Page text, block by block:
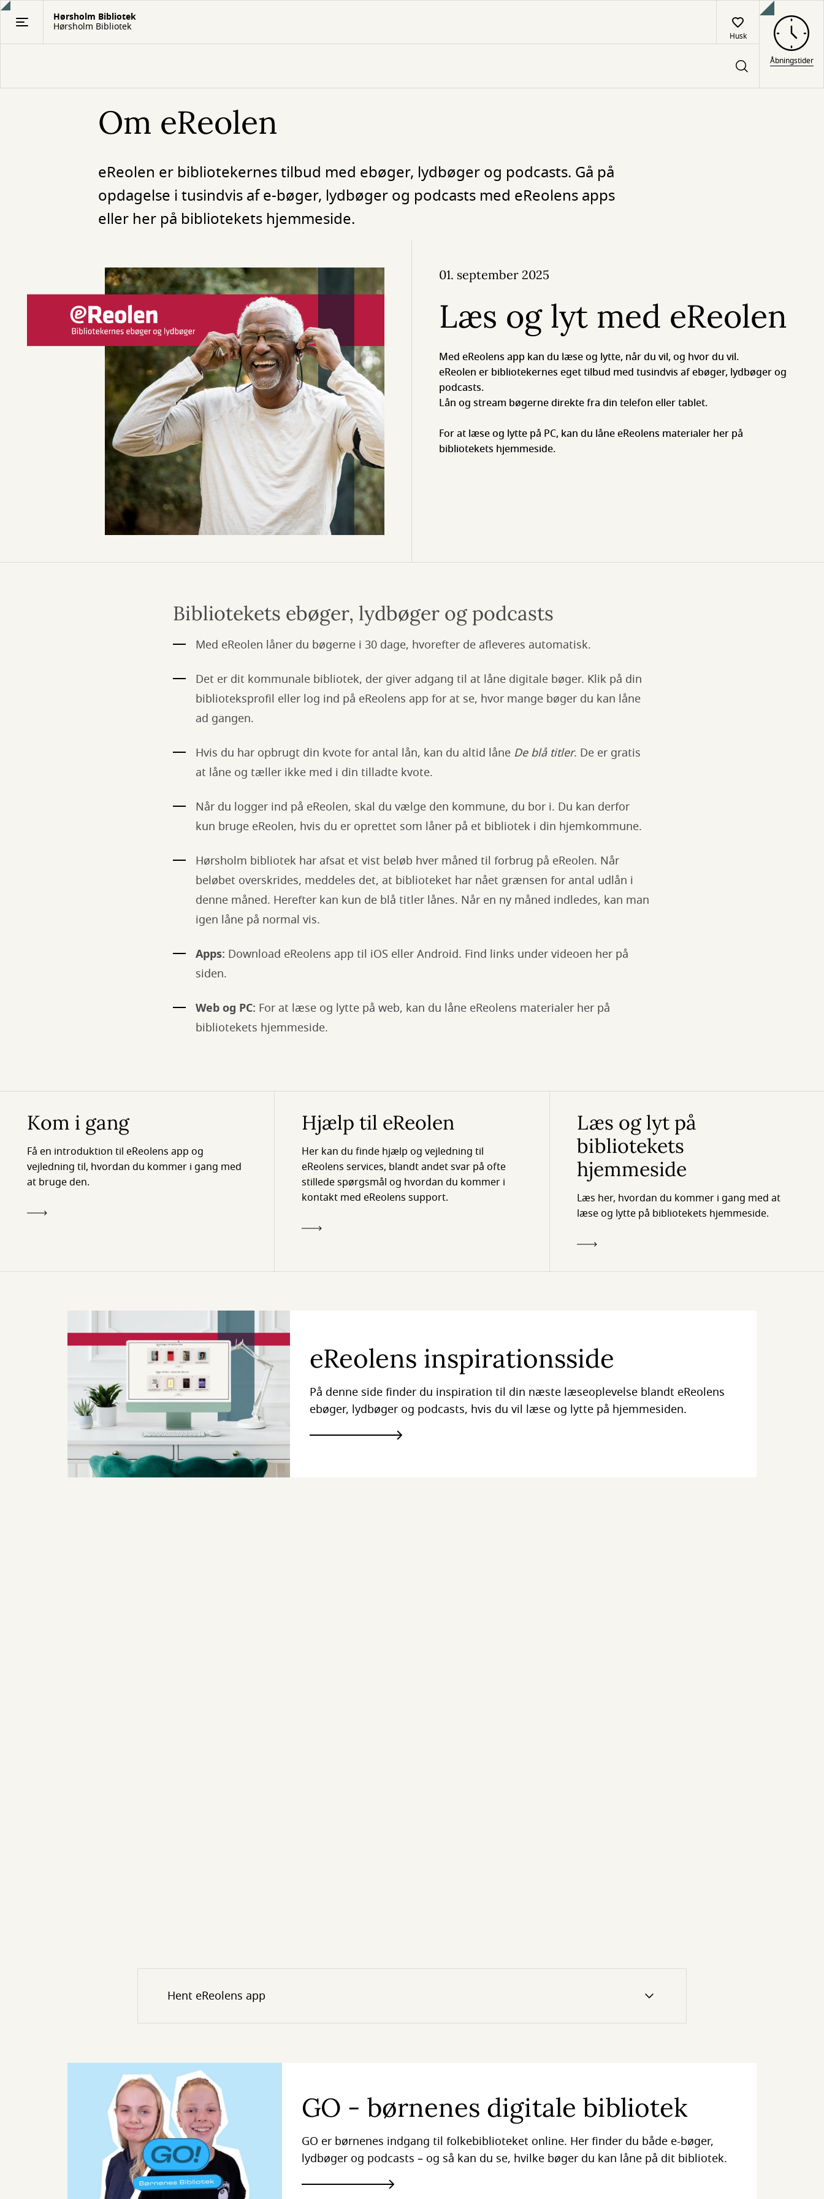
Gå
Hørsholm Bibliotek
Hørsholm Bibliotek
Husk
Åbningstider
Om eReolen
eReolen er bibliotekernes tilbud med ebøger, lydbøger og podcasts. Gå på
opdagelse i tusindvis af e-bøger, lydbøger og podcasts med eReolens apps
eller her på bibliotekets hjemmeside.
01. september 2025
Læs og lyt med eReolen
Med eReolens app kan du læse og lytte, når du vil, og hvor du vil.
eReolen er bibliotekernes eget tilbud med tusindvis af ebøger, lydbøger og
podcasts.
Lån og stream bøgerne direkte fra din telefon eller tablet.
For at læse og lytte på PC, kan du låne eReolens materialer her på
bibliotekets hjemmeside.
Bibliotekets ebøger, lydbøger og podcasts
Med eReolen låner du bøgerne i 30 dage, hvorefter de afleveres automatisk.
Det er dit kommunale bibliotek, der giver adgang til at låne digitale bøger. Klik på din
biblioteksprofil eller log ind på eReolens app for at se, hvor mange bøger du kan låne
ad gangen.
Hvis du har opbrugt din kvote for antal lån, kan du altid låne De blå titler. De er gratis
at låne og tæller ikke med i din tilladte kvote.
Når du logger ind på eReolen, skal du vælge den kommune, du bor i. Du kan derfor
kun bruge eReolen, hvis du er oprettet som låner på et bibliotek i din hjemkommune.
Hørsholm bibliotek har afsat et vist beløb hver måned til forbrug på eReolen. Når
beløbet overskrides, meddeles det, at biblioteket har nået grænsen for antal udlån i
denne måned. Herefter kan kun de blå titler lånes. Når en ny måned indledes, kan man
igen låne på normal vis.
Apps: Download eReolens app til iOS eller Android. Find links under videoen her på
siden.
Web og PC: For at læse og lytte på web, kan du låne eReolens materialer her på
bibliotekets hjemmeside.
Kom i gang
Få en introduktion til eReolens app og
vejledning til, hvordan du kommer i gang med
at bruge den.
Hjælp til eReolen
Her kan du finde hjælp og vejledning til
eReolens services, blandt andet svar på ofte
stillede spørgsmål og hvordan du kommer i
kontakt med eReolens support.
Læs og lyt på
bibliotekets
hjemmeside
Læs her, hvordan du kommer i gang med at
læse og lytte på bibliotekets hjemmeside.
eReolens inspirationsside
På denne side finder du inspiration til din næste læseoplevelse blandt eReolens
ebøger, lydbøger og podcasts, hvis du vil læse og lytte på hjemmesiden.
Hent eReolens app
GO - børnenes digitale bibliotek
GO er børnenes indgang til folkebiblioteket online. Her finder du både e-bøger,
lydbøger og podcasts – og så kan du se, hvilke bøger du kan låne på dit bibliotek.